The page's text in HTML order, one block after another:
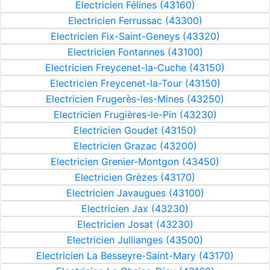
Electricien Félines (43160)
Electricien Ferrussac (43300)
Electricien Fix-Saint-Geneys (43320)
Electricien Fontannes (43100)
Electricien Freycenet-la-Cuche (43150)
Electricien Freycenet-la-Tour (43150)
Electricien Frugerès-les-Mines (43250)
Electricien Frugières-le-Pin (43230)
Electricien Goudet (43150)
Electricien Grazac (43200)
Electricien Grenier-Montgon (43450)
Electricien Grèzes (43170)
Electricien Javaugues (43100)
Electricien Jax (43230)
Electricien Josat (43230)
Electricien Jullianges (43500)
Electricien La Besseyre-Saint-Mary (43170)